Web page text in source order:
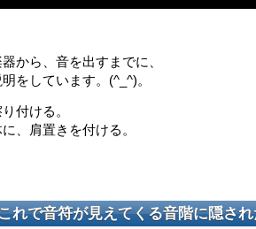
から、音を出すまでに、
をしています。(^_^)。
付ける。
、肩置きを付ける。
れで音符が見えてくる音階に隠さ